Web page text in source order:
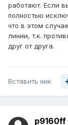
работают. Если
полностью
что в этом
линии, т.к.
друг от друга.
Вставить ник
p9160ff